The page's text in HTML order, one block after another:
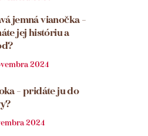
jemná vianočka –
jej históriu a
2024
– pridáte ju do
2024